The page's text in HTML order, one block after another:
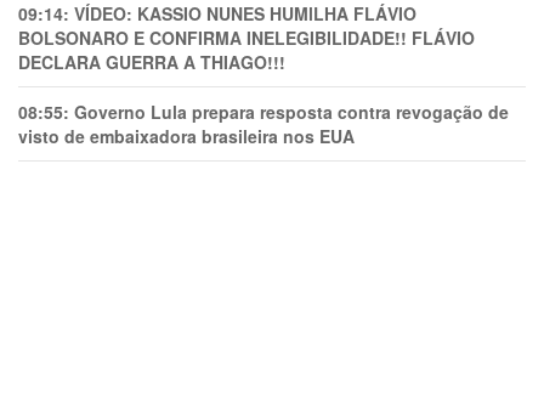
09:14: VÍDEO: KASSIO NUNES HUMlLHA FLÁVIO
BOLSONARO E CONFIRMA INELEGIBILIDADE!! FLÁVIO
DECLARA GUERRA A THIAGO!!!
08:55: Governo Lula prepara resposta contra revogação de
visto de embaixadora brasileira nos EUA